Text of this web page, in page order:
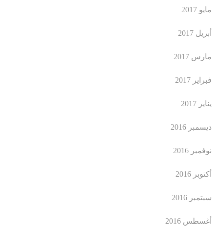
مايو 2017
أبريل 2017
مارس 2017
فبراير 2017
يناير 2017
ديسمبر 2016
نوفمبر 2016
أكتوبر 2016
سبتمبر 2016
أغسطس 2016